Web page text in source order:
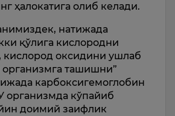
ҳалокатига олиб келади.
натижада
қўлига кислородни
оксидини ушлаб
организмга ташишни”
карбоксигемоглобин
организмда кўпайиб
доимий заифлик